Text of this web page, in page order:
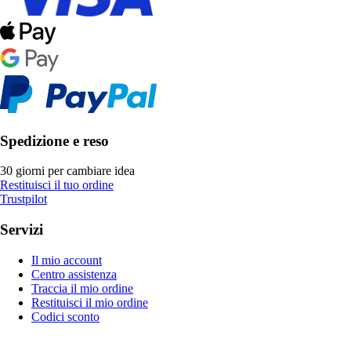
Spedizione e reso
30 giorni per cambiare idea
Restituisci il tuo ordine
Trustpilot
Servizi
Il mio account
Centro assistenza
Traccia il mio ordine
Restituisci il mio ordine
Codici sconto